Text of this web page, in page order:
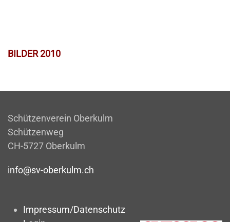
BILDER 2010
Schützenverein Oberkulm
Schützenweg
CH-5727 Oberkulm
info@sv-oberkulm.ch
Impressum/Datenschutz